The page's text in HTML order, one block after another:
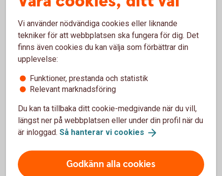
Hemförsäkring
Skatteverket om uthyrning
Skatteverkets information om skatter på uthyrning av
privatbostad
(skatteverket.se)
Vi använder nödvändiga cookies eller liknande
tekniker för att webbplatsen ska fungera för dig. Det
finns även cookies du kan välja som förbättrar din
upplevelse:
Funktioner, prestanda och statistik
Relevant marknadsföring
Du kan ta tillbaka ditt cookie-medgivande när du vill,
längst ner på webbplatsen eller under din profil när du
är inloggad. Så hanterar vi cookies
Godkänn alla cookies